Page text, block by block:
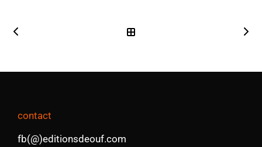
contact
fb(@)editionsdeouf.com